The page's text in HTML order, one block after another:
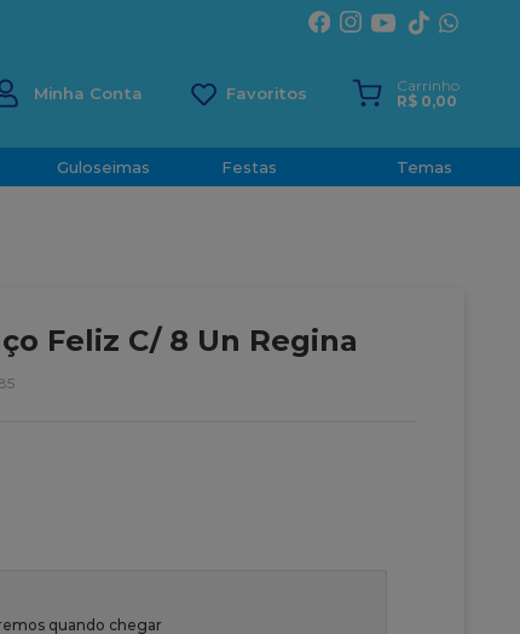
SANTO
Minha Conta
Carrinho
R$ 0,00
Guloseimas Festas Temas
Feliz C/ 8 Un Regina
quando chegar